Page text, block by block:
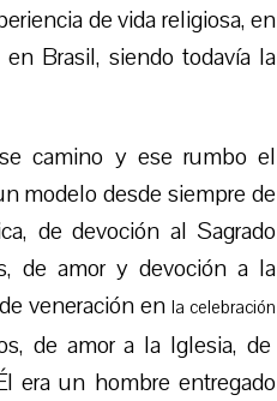
de vida religiosa, en
Brasil, siendo todavíala
camino y ese rumbo el
modelo desde siempre de
de devoción al Sagrado
de amor y devoción a la
veneración en la celebración
de amor a la Iglesia, de
era un hombre entregado